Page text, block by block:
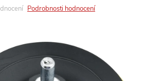
Podrobnosti hodnocení